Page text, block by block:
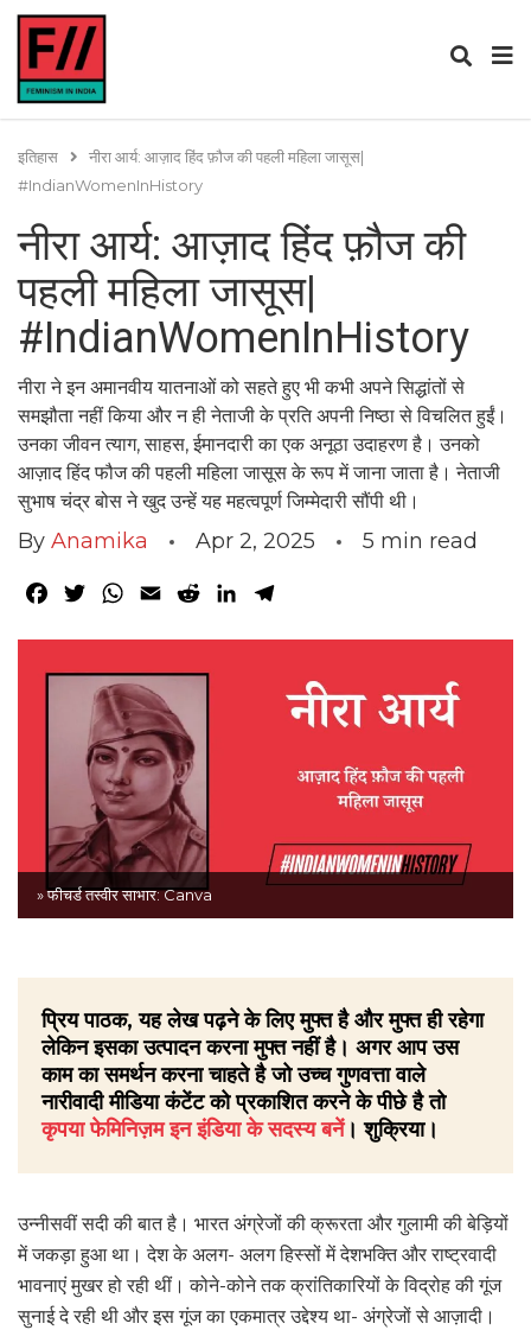
इतिहास
नीरा आर्य: आज़ाद हिंद फ़ौज की पहली महिला जासूस|
#IndianWomenInHistory
नीरा आर्य: आज़ाद हिंद फ़ौज की
पहली महिला जासूस|
#IndianWomenInHistory
नीरा ने इन अमानवीय यातनाओं को सहते हुए भी कभी अपने सिद्धांतों से
समझौता नहीं किया और न ही नेताजी के प्रति अपनी निष्ठा से विचलित हुईं।
उनका जीवन त्याग, साहस, ईमानदारी का एक अनूठा उदाहरण है। उनको
आज़ाद हिंद फौज की पहली महिला जासूस के रूप में जाना जाता है। नेताजी
सुभाष चंद्र बोस ने खुद उन्हें यह महत्वपूर्ण जिम्मेदारी सौंपी थी।
By Anamika Apr 2, 2025 5 min read
Facebook
TwitterWhatsApp
Email RedditLinkedIn
» फीचर्ड तस्वीर साभार: Canva
प्रिय पाठक, यह लेख पढ़ने के लिए मुफ्त है और मुफ्त ही रहेगा
लेकिन इसका उत्पादन करना मुफ्त नहीं है। अगर आप उस
काम का समर्थन करना चाहते है जो उच्च गुणवत्ता वाले
नारीवादी मीडिया कंटेंट को प्रकाशित करने के पीछे है तो
कृपया फेमिनिज़म इन इंडिया के सदस्य बनें। शुक्रिया।
उन्नीसवीं सदी की बात है। भारत अंग्रेजों की क्रूरता और गुलामी की बेड़ियों
में जकड़ा हुआ था। देश के अलग- अलग हिस्सों में देशभक्ति और राष्ट्रवादी
भावनाएं मुखर हो रही थीं। कोने-कोने तक क्रांतिकारियों के विद्रोह की गूंज
सुनाई दे रही थी और इस गूंज का एकमात्र उद्देश्य था- अंग्रेजों से आज़ादी।